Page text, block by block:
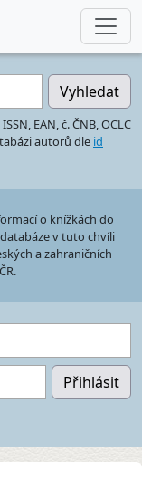
Vyhledat
EAN, č. ČNB, OCLC
autorů dle id
o knížkách do
v tuto chvíli
a zahraničních
Přihlásit